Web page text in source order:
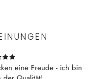
eine Freude - ich bin